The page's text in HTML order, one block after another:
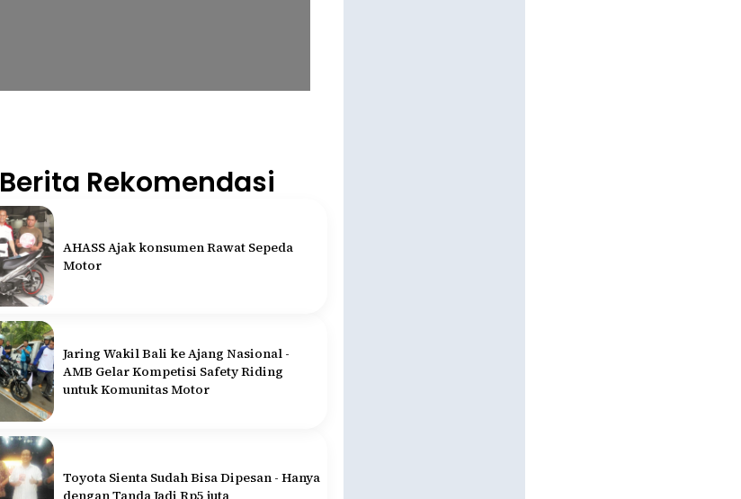
Berita Rekomendasi
AHASS Ajak konsumen Rawat Sepeda
Motor
Jaring Wakil Bali ke Ajang Nasional -
AMB Gelar Kompetisi Safety Riding
untuk Komunitas Motor
Toyota Sienta Sudah Bisa Dipesan - Hanya
dengan Tanda Jadi Rp5 juta